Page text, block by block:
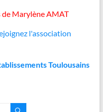
de Marylène AMAT
l'association
Toulousains